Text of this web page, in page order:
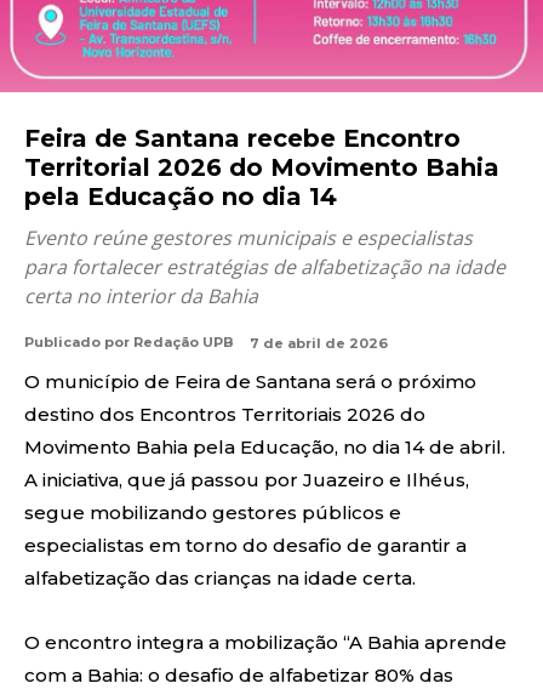
Feira de Santana recebe Encontro
Territorial 2026 do Movimento Bahia
pela Educação no dia 14
Evento reúne gestores municipais e especialistas
para fortalecer estratégias de alfabetização na idade
certa no interior da Bahia
Publicado por Redação UPB 7 de abril de 2026
O município de Feira de Santana será o próximo
destino dos Encontros Territoriais 2026 do
Movimento Bahia pela Educação, no dia 14 de abril.
A iniciativa, que já passou por Juazeiro e Ilhéus,
segue mobilizando gestores públicos e
especialistas em torno do desafio de garantir a
alfabetização das crianças na idade certa.
O encontro integra a mobilização “A Bahia aprende
com a Bahia: o desafio de alfabetizar 80% das